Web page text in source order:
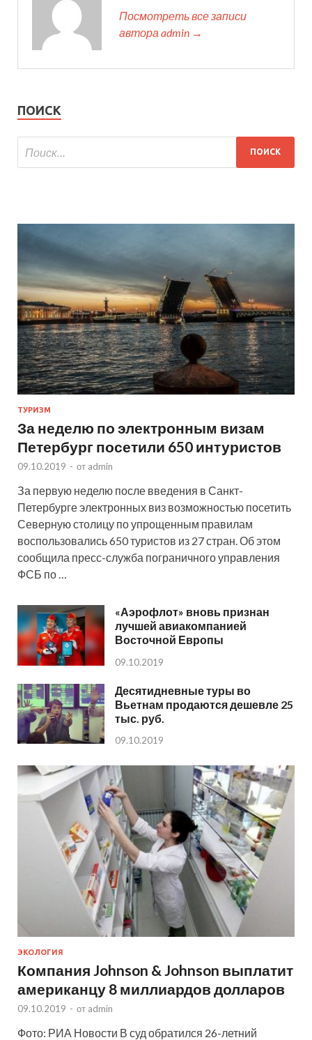
Посмотреть все записи
автора admin →
ПОИСК
ТУРИЗМ
За неделю по электронным визам
Петербург посетили 650 интуристов
09.10.2019 - от admin
За первую неделю после введения в Санкт-
Петербурге электронных виз возможностью посетить
Северную столицу по упрощенным правилам
воспользовались 650 туристов из 27 стран. Об этом
сообщила пресс-служба пограничного управления
ФСБ по …
«Аэрофлот» вновь признан
лучшей авиакомпанией
Восточной Европы
09.10.2019
Десятидневные туры во
Вьетнам продаются дешевле 25
тыс. руб.
09.10.2019
ЭКОЛОГИЯ
Компания Johnson & Johnson выплатит
американцу 8 миллиардов долларов
09.10.2019 - от admin
Фото: РИА Новости В суд обратился 26-летний